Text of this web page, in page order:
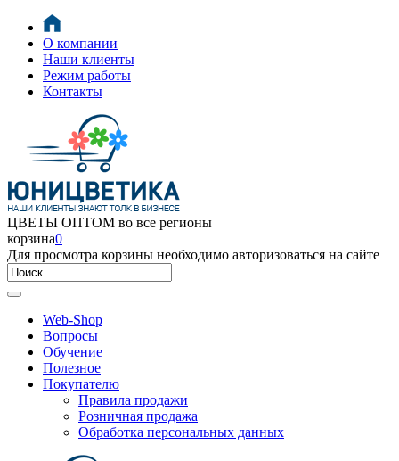
О компании
Наши клиенты
Режим работы
Контакты
ЦВЕТЫ ОПТОМ во все регионы
корзина0
Для просмотра корзины необходимо авторизоваться на сайте
Web-Shop
Вопросы
Обучение
Полезное
Покупателю
Правила продажи
Розничная продажа
Обработка персональных данных